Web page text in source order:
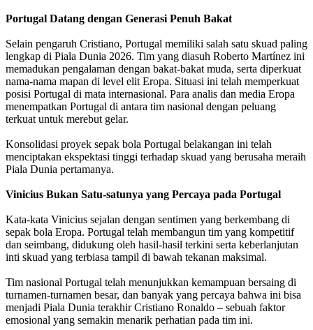
Portugal Datang dengan Generasi Penuh Bakat
Selain pengaruh Cristiano, Portugal memiliki salah satu skuad paling
lengkap di Piala Dunia 2026. Tim yang diasuh Roberto Martínez ini
memadukan pengalaman dengan bakat-bakat muda, serta diperkuat
nama-nama mapan di level elit Eropa. Situasi ini telah memperkuat
posisi Portugal di mata internasional. Para analis dan media Eropa
menempatkan Portugal di antara tim nasional dengan peluang
terkuat untuk merebut gelar.
Konsolidasi proyek sepak bola Portugal belakangan ini telah
menciptakan ekspektasi tinggi terhadap skuad yang berusaha meraih
Piala Dunia pertamanya.
Vinicius Bukan Satu-satunya yang Percaya pada Portugal
Kata-kata Vinicius sejalan dengan sentimen yang berkembang di
sepak bola Eropa. Portugal telah membangun tim yang kompetitif
dan seimbang, didukung oleh hasil-hasil terkini serta keberlanjutan
inti skuad yang terbiasa tampil di bawah tekanan maksimal.
Tim nasional Portugal telah menunjukkan kemampuan bersaing di
turnamen-turnamen besar, dan banyak yang percaya bahwa ini bisa
menjadi Piala Dunia terakhir Cristiano Ronaldo – sebuah faktor
emosional yang semakin menarik perhatian pada tim ini.